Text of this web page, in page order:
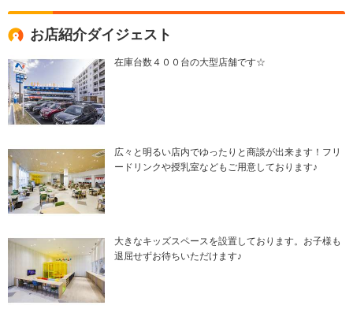
お店紹介ダイジェスト
在庫台数４００台の大型店舗です☆
広々と明るい店内でゆったりと商談が出来ます！フリ
ードリンクや授乳室などもご用意しております♪
大きなキッズスペースを設置しております。お子様も
退屈せずお待ちいただけます♪